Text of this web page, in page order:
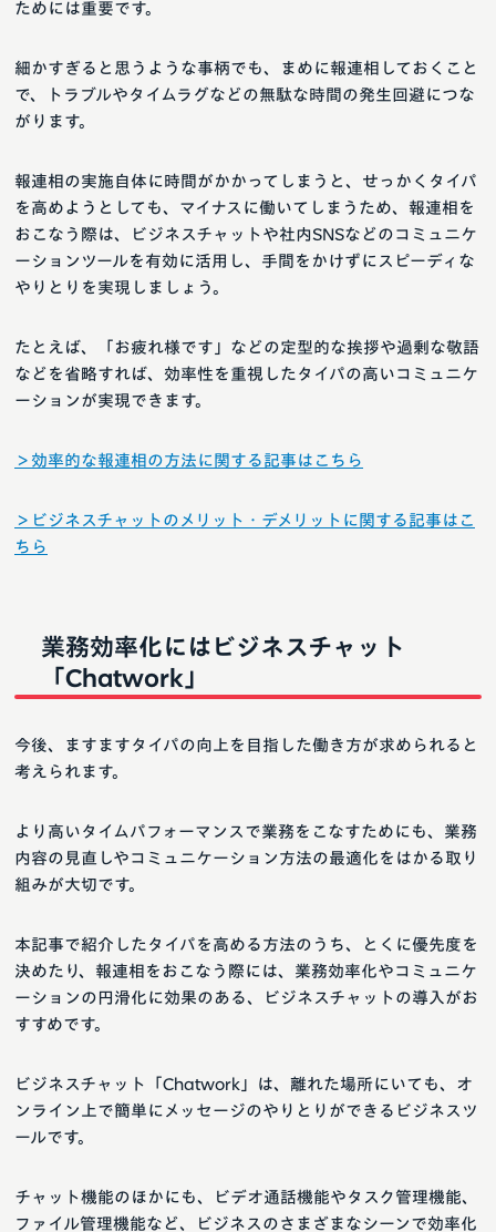
ためには重要です。
細かすぎると思うような事柄でも、まめに報連相しておくこと
で、トラブルやタイムラグなどの無駄な時間の発生回避につな
がります。
報連相の実施自体に時間がかかってしまうと、せっかくタイパ
を高めようとしても、マイナスに働いてしまうため、報連相を
おこなう際は、ビジネスチャットや社内SNSなどのコミュニケ
ーションツールを有効に活用し、手間をかけずにスピーディな
やりとりを実現しましょう。
たとえば、「お疲れ様です」などの定型的な挨拶や過剰な敬語
などを省略すれば、効率性を重視したタイパの高いコミュニケ
ーションが実現できます。
＞効率的な報連相の方法に関する記事はこちら
＞ビジネスチャットのメリット・デメリットに関する記事はこ
ちら
業務効率化にはビジネスチャット
「Chatwork」
今後、ますますタイパの向上を目指した働き方が求められると
考えられます。
より高いタイムパフォーマンスで業務をこなすためにも、業務
内容の見直しやコミュニケーション方法の最適化をはかる取り
組みが大切です。
本記事で紹介したタイパを高める方法のうち、とくに優先度を
決めたり、報連相をおこなう際には、業務効率化やコミュニケ
ーションの円滑化に効果のある、ビジネスチャットの導入がお
すすめです。
ビジネスチャット「Chatwork」は、離れた場所にいても、オ
ンライン上で簡単にメッセージのやりとりができるビジネスツ
ールです。
チャット機能のほかにも、ビデオ通話機能やタスク管理機能、
ファイル管理機能など、ビジネスのさまざまなシーンで効率化